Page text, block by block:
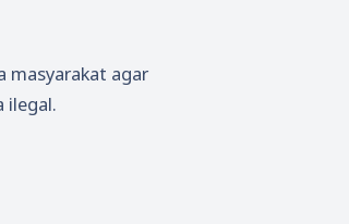
masyarakat agar
ilegal.